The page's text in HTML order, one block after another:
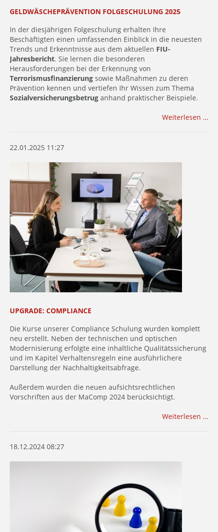
GELDWÄSCHEPRÄVENTION FOLGESCHULUNG 2025
In der diesjährigen Folgeschulung erhalten Ihre
Beschäftigten einen umfassenden Einblick in die neuesten
Trends und Erkenntnisse aus dem aktuellen FIU-
Jahresbericht. Sie lernen die besonderen
Herausforderungen bei der Erkennung von
Terrorismusfinanzierung sowie Maßnahmen zu deren
Prävention kennen und vertiefen Ihr Wissen zum Thema
Sozialversicherungsbetrug anhand praktischer Beispiele.
Weiterlesen …
22.01.2025 11:27
UPGRADE: COMPLIANCE
Die Kurse unserer Compliance Schulung wurden komplett
neu erstellt. Neben der technischen und optischen
Modernisierung erfolgte eine inhaltliche Qualitätssicherung
und im Kapitel Verhaltensregeln eine ausführlichere
Darstellung der Nachhaltigkeitsabfrage.
Außerdem wurden die neuen aufsichtsrechtlichen
Vorschriften aus der MaComp 2024 berücksichtigt.
Weiterlesen …
18.12.2024 08:27